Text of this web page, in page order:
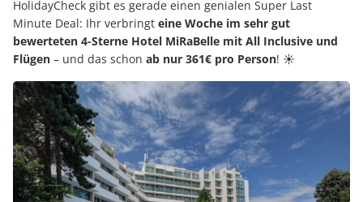
HolidayCheck gibt es gerade einen genialen Super Last
Minute Deal: Ihr verbringt eine Woche im sehr gut
bewerteten 4-Sterne Hotel MiRaBelle mit All Inclusive und
Flügen – und das schon ab nur 361€ pro Person! ☀️